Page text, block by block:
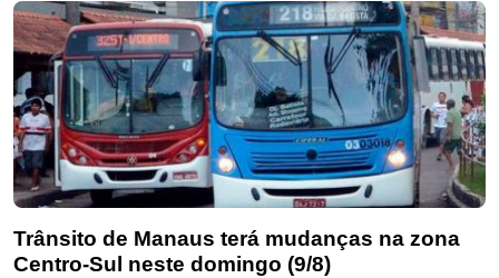
Trânsito de Manaus terá mudanças na zona
Centro-Sul neste domingo (9/8)